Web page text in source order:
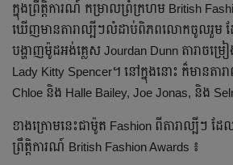
ក្នុងព្រឹត្តិការណ៍ កម្រាលព្រំក្រហម British
ឃើញមានតារាល្បីៗលំដាប់ពិភពលោកចូលរួម ដ
បង្ហាញម៉ូដអង់គ្លេស Jourdan Dunn តារាចម្រ
Lady Kitty Spencer។ នៅក្នុងនោះ ក៏មានតារ
Chloe និង Halle Bailey, Joe Jonas, និង
ខាងក្រោមនេះជាម៉ូត Fashion ពីតារាល្បីៗ ដែ
ព្រឹត្តិការណ៍ British Fashion Awards ៖